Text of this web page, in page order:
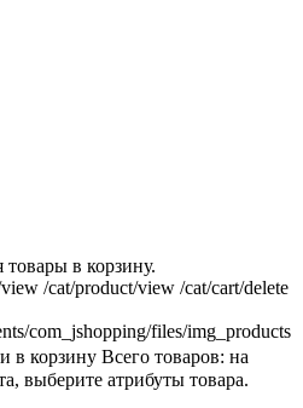
в корзину.
view /cat/product/view /cat/cart/delete
com_jshopping/files/img_products
в корзину Всего товаров: на
выберите атрибуты товара.